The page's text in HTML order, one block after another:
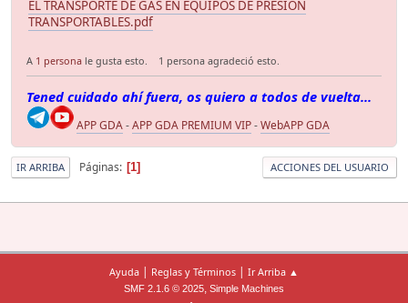
EL TRANSPORTE DE GAS EN EQUIPOS DE PRESION
TRANSPORTABLES.pdf
A 1 persona le gusta esto. 1 persona agradeció esto.
Tened cuidado ahí fuera, os quiero a todos de vuelta...
APP GDA-APP GDA PREMIUM VIP-WebAPP GDA
IR ARRIBA Páginas 1 ACCIONES DEL USUARIO
Ayuda | Reglas y Términos | Ir Arriba ▲
SMF 2.1.6 © 2025, Simple Machines